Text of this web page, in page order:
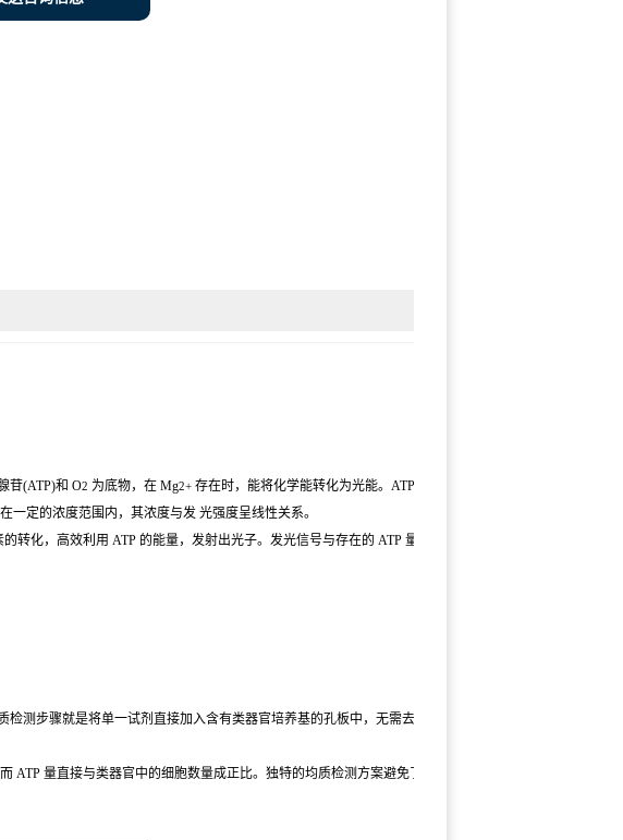
苷(ATP)和 O2 为底物，在 Mg2+ 存在时，能将化学能转化为光能。ATP 既是
定的浓度范围内，其浓度与发 光强度呈线性关系。
化，高效利用 ATP 的能量，发射出光子。发光信号与存在的 ATP 量呈正
步骤就是将单一试剂直接加入含有类器官培养基的孔板中，无需去除基
量直接与类器官中的细胞数量成正比。独特的均质检测方案避免了那些